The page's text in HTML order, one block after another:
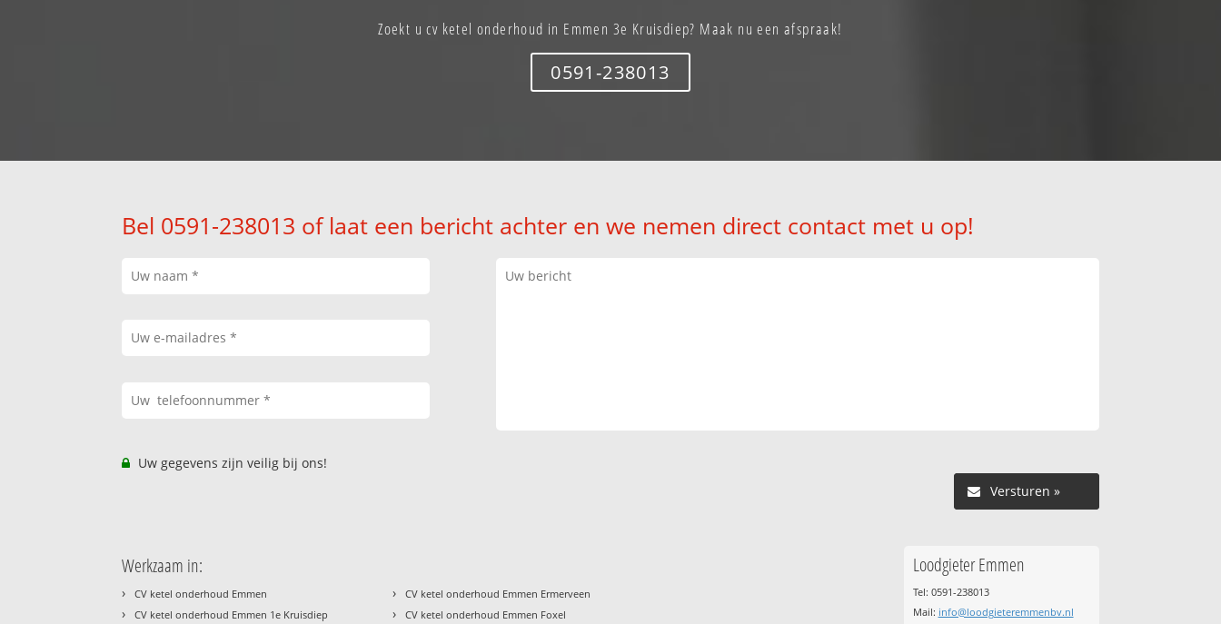
Zoekt u cv ketel onderhoud in Emmen 3e Kruisdiep? Maak nu een afspraak!
0591-238013
Bel 0591-238013 of laat een bericht achter en we nemen direct contact met u op!
Uw gegevens zijn veilig bij ons!
Versturen »
Werkzaam in:
› CV ketel onderhoud Emmen
› CV ketel onderhoud Emmen 1e Kruisdiep
› CV ketel onderhoud Emmen Ermerveen
› CV ketel onderhoud Emmen Foxel
Loodgieter Emmen
Tel: 0591-238013
Mail: info@loodgieteremmenbv.nl